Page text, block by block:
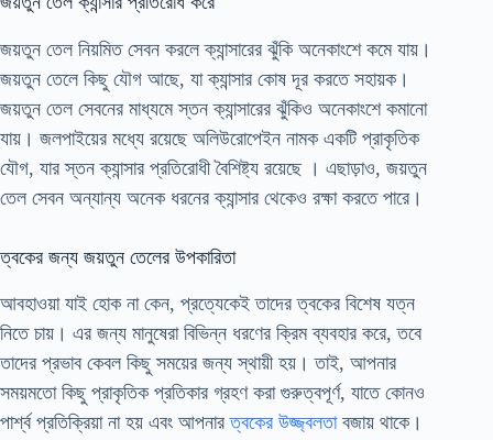
জয়তুন তেল নিয়মিত সেবন করলে ক্যান্সারের ঝুঁকি অনেকাংশে কমে যায়।
জয়তুন তেলে কিছু যৌগ আছে, যা ক্যান্সার কোষ দূর করতে সহায়ক।
জয়তুন তেল সেবনের মাধ্যমে স্তন ক্যান্সারের ঝুঁকিও অনেকাংশে কমানো
যায়। জলপাইয়ের মধ্যে রয়েছে অলিউরোপেইন নামক একটি প্রাকৃতিক
যৌগ, যার স্তন ক্যান্সার প্রতিরোধী বৈশিষ্ট্য রয়েছে । এছাড়াও, জয়তুন
তেল সেবন অন্যান্য অনেক ধরনের ক্যান্সার থেকেও রক্ষা করতে পারে।
ত্বকের জন্য জয়তুন তেলের উপকারিতা
আবহাওয়া যাই হোক না কেন, প্রত্যেকেই তাদের ত্বকের বিশেষ যত্ন
নিতে চায়। এর জন্য মানুষেরা বিভিন্ন ধরণের ক্রিম ব্যবহার করে, তবে
তাদের প্রভাব কেবল কিছু সময়ের জন্য স্থায়ী হয়। তাই, আপনার
সময়মতো কিছু প্রাকৃতিক প্রতিকার গ্রহণ করা গুরুত্বপূর্ণ, যাতে কোনও
পার্শ্ব প্রতিক্রিয়া না হয় এবং আপনারত্বকের উজ্জ্বলতাবজায় থাকে।